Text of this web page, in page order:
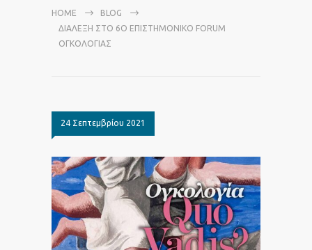
HOME
BLOG
ΔΙΆΛΕΞΗ ΣΤΟ 6O ΕΠΙΣΤΗΜΟΝΙΚΌ FORUM
ΟΓΚΟΛΟΓΊΑΣ
24 Σεπτεμβρίου 2021